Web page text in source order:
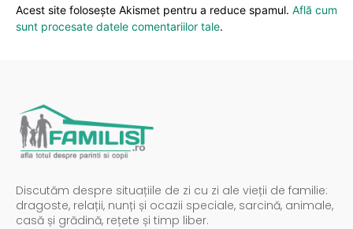
Acest site folosește Akismet pentru a reduce spamul. Află cum
sunt procesate datele comentariilor tale.
Discutăm despre situațiile de zi cu zi ale vieții de familie:
dragoste, relații, nunți și ocazii speciale, sarcină, animale,
casă și grădină, rețete și timp liber.